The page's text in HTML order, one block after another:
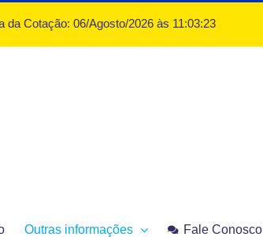
Cotação: 06/Agosto/2026 às 11:03:23
Outras informações Fale Conosco